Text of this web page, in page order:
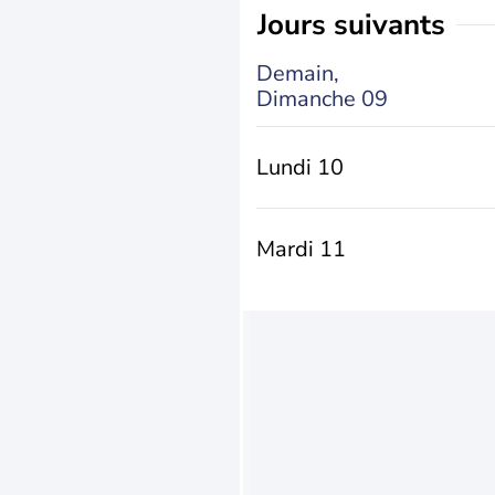
jours suivants
Demain,
Dimanche 09
Lundi 10
Mardi 11